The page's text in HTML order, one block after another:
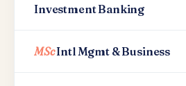
Investment Banking
MScIntl Mgmt & Business